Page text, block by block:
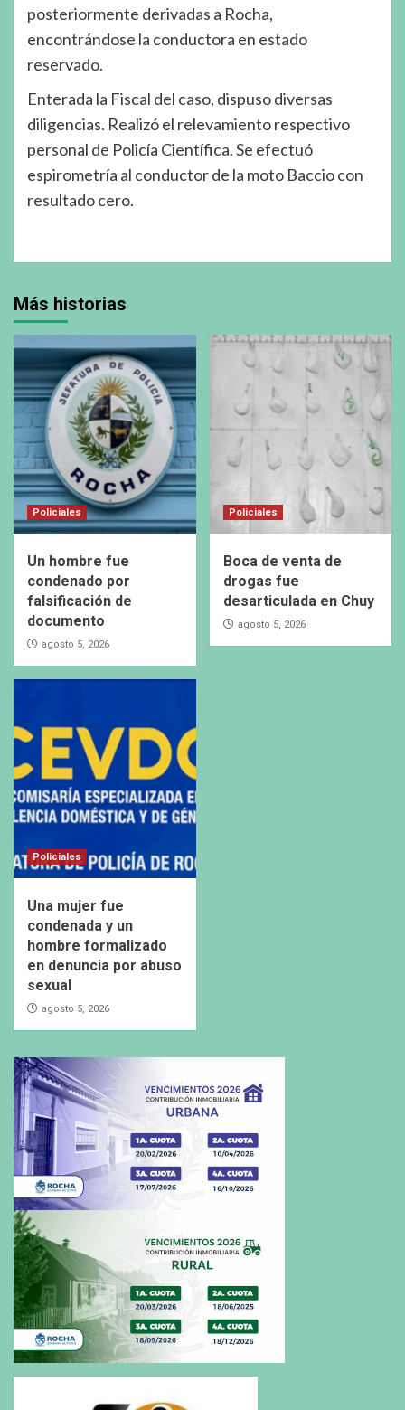
posteriormente derivadas a Rocha,
encontrándose la conductora en estado
reservado.
Enterada la Fiscal del caso, dispuso diversas
diligencias. Realizó el relevamiento respectivo
personal de Policía Científica. Se efectuó
espirometría al conductor de la moto Baccio con
resultado cero.
Más historias
Policiales
Un hombre fue
condenado por
falsificación de
documento
agosto 5, 2026
Policiales
Boca de venta de
drogas fue
desarticulada en Chuy
agosto 5, 2026
Policiales
Una mujer fue
condenada y un
hombre formalizado
en denuncia por abuso
sexual
agosto 5, 2026